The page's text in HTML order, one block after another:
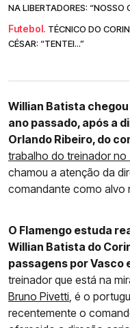
NA LIBERTADORES: “NOSSO
Futebol. TÉCNICO DO
CÉSAR: “TENTEI...”
Willian Batista
ano passado, após a
Orlando Ribeiro, do
trabalho do treinador
chamou a atenção da
comandante como alvo
O Flamengo estuda
Willian Batista do
passagens por Vasco
treinador que está na
Bruno Pivetti, é o
recentemente o